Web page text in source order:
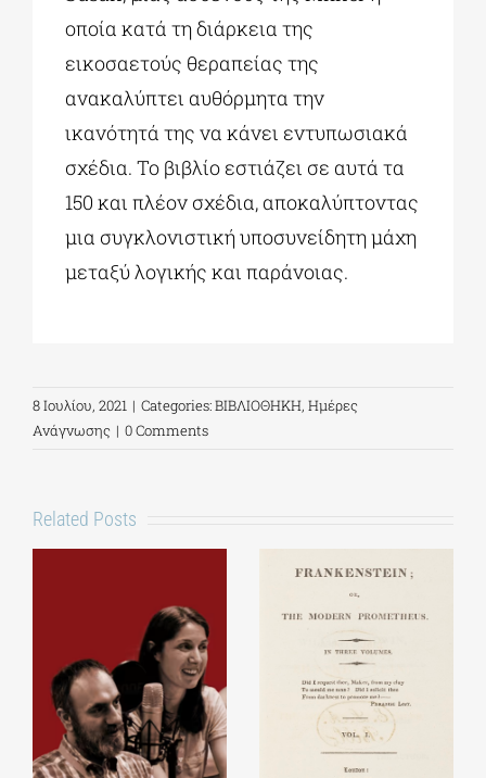
οποία κατά τη διάρκεια της
εικοσαετούς θεραπείας της
ανακαλύπτει αυθόρμητα την
ικανότητά της να κάνει εντυπωσιακά
σχέδια. Το βιβλίο εστιάζει σε αυτά τα
150 και πλέον σχέδια, αποκαλύπτοντας
μια συγκλονιστική υποσυνείδητη μάχη
μεταξύ λογικής και παράνοιας.
8 Ιουλίου, 2021 | Categories:ΒΙΒΛΙΟΘΗΚΗ, Ημέρες
Ανάγνωσης | 0 Comments
Related Posts